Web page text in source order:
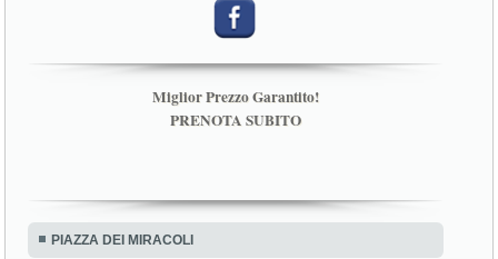
Miglior Prezzo Garantito!
PRENOTA SUBITO
PIAZZA DEI MIRACOLI